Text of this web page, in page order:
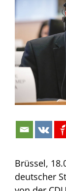
Brüssel,
deutscher